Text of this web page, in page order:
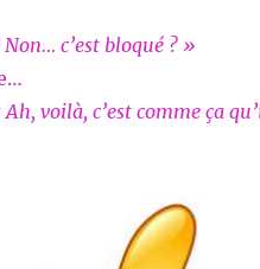
c’est bloqué ? »
Ah, voilà, c’est comme ça